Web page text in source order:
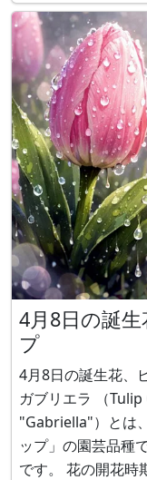
アヤメ科アヤメ属
す。 サキガケアヤメ サキガケアヤメ（魁文目、魁綾
目、学名： Iris
4月8日の誕
プ
4月8日の誕生花、ピンク
ガブリエラ （
"Gabriella"）とは
ップ」の園芸品種です。 草丈は25～40 cmで
です。 花の開花時